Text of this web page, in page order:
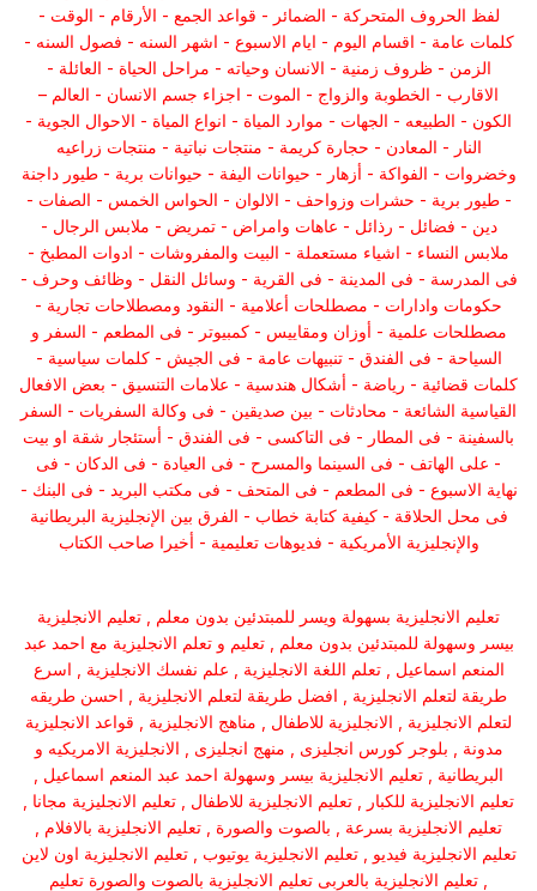
لفظ الحروف المتحركة - الضمائر - قواعد الجمع - الأرقام - الوقت -
كلمات عامة - اقسام اليوم - ايام الاسبوع - اشهر السنه - فصول السنه -
الزمن - ظروف زمنية - الانسان وحياته - مراحل الحياة - العائلة -
الاقارب - الخطوبة والزواج - الموت - اجزاء جسم الانسان - العالم –
الكون - الطبيعه - الجهات - موارد المياة - انواع المياة - الاحوال الجوية -
النار - المعادن - حجارة كريمة - منتجات نباتية - منتجات زراعيه
وخضروات - الفواكة - أزهار - حيوانات اليفة - حيوانات برية - طيور داجنة
- طيور برية - حشرات وزواحف - الالوان - الحواس الخمس - الصفات -
دين - فضائل - رذائل - عاهات وامراض - تمريض - ملابس الرجال -
ملابس النساء - اشياء مستعملة - البيت والمفروشات - ادوات المطبخ -
فى المدرسة - فى المدينة - فى القرية - وسائل النقل - وظائف وحرف -
حكومات وادارات - مصطلحات أعلامية - النقود ومصطلاحات تجارية -
مصطلحات علمية - أوزان ومقاييس - كمبيوتر - فى المطعم - السفر و
السياحة - فى الفندق - تنبيهات عامة - فى الجيش - كلمات سياسية -
كلمات قضائية - رياضة - أشكال هندسية - علامات التنسيق - بعض الافعال
القياسية الشائعة - محادثات - بين صديقين - فى وكالة السفريات - السفر
بالسفينة - فى المطار - فى التاكسى - فى الفندق - أستئجار شقة او بيت
- على الهاتف - فى السينما والمسرح - فى العيادة - فى الدكان - فى
نهاية الاسبوع - فى المطعم - فى المتحف - فى مكتب البريد - فى البنك -
فى محل الحلاقة - كيفية كتابة خطاب - الفرق بين الإنجليزية البريطانية
والإنجليزية الأمريكية - فديوهات تعليمية - أخيرا صاحب الكتاب
تعليم الانجليزية بسهولة ويسر للمبتدئين بدون معلم , تعليم الانجليزية
بيسر وسهولة للمبتدئين بدون معلم , تعليم و تعلم الانجليزية مع احمد عبد
المنعم اسماعيل , تعلم اللغة الانجليزية , علم نفسك الانجليزية , اسرع
طريقة لتعلم الانجليزية , افضل طريقة لتعلم الانجليزية , احسن طريقه
لتعلم الانجليزية , الانجليزية للاطفال , مناهج الانجليزية , قواعد الانجليزية
مدونة , بلوجر كورس انجليزى , منهج انجليزى , الانجليزية الامريكيه و
البريطانية , تعليم الانجليزية بيسر وسهولة احمد عبد المنعم اسماعيل ,
تعليم الانجليزية للكبار , تعليم الانجليزية للاطفال , تعليم الانجليزية مجانا ,
تعليم الانجليزية بسرعة , بالصوت والصورة , تعليم الانجليزية بالافلام ,
تعليم الانجليزية فيديو , تعليم الانجليزية يوتيوب , تعليم الانجليزية اون لاين
, تعليم الانجليزية بالعربى تعليم الانجليزية بالصوت والصورة تعليم